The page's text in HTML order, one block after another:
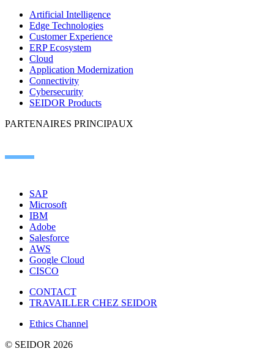
Artificial Intelligence
Edge Technologies
Customer Experience
ERP Ecosystem
Cloud
Application Modernization
Connectivity
Cybersecurity
SEIDOR Products
PARTENAIRES PRINCIPAUX
SAP
Microsoft
IBM
Adobe
Salesforce
AWS
Google Cloud
CISCO
CONTACT
TRAVAILLER CHEZ SEIDOR
Ethics Channel
© SEIDOR 2026